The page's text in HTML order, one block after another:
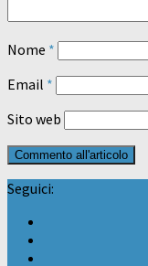
Nome *
Email *
Sito web
Seguici: